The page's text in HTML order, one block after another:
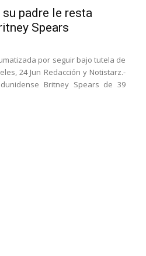
padre le resta
Spears
por seguir bajo tutela de
24 Jun Redacción y Notistarz.-
Britney Spears de 39